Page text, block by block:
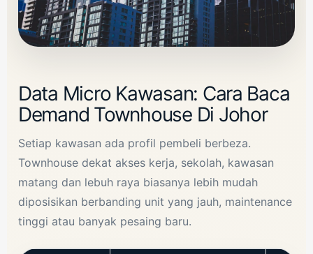
Data Micro Kawasan: Cara Baca
Demand Townhouse Di Johor
Setiap kawasan ada profil pembeli berbeza.
Townhouse dekat akses kerja, sekolah, kawasan
matang dan lebuh raya biasanya lebih mudah
diposisikan berbanding unit yang jauh, maintenance
tinggi atau banyak pesaing baru.